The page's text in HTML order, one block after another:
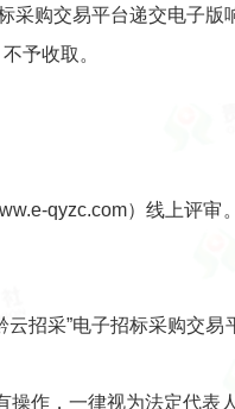
采购交易平台递交电子版
予收取。
qyzc.com）线上评
招采”电子招标采购交
作，一律视为法定代表